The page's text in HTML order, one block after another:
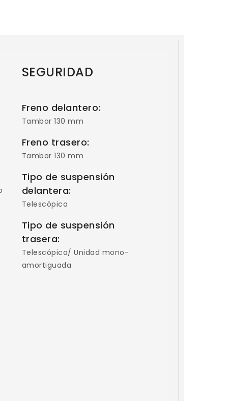
SEGURIDAD
Freno delantero:
Tambor 130 mm
Freno trasero:
Tambor 130 mm
Tipo de suspensión
delantera:
Telescópica
Tipo de suspensión
trasera:
Telescópica/ Unidad mono-
amortiguada